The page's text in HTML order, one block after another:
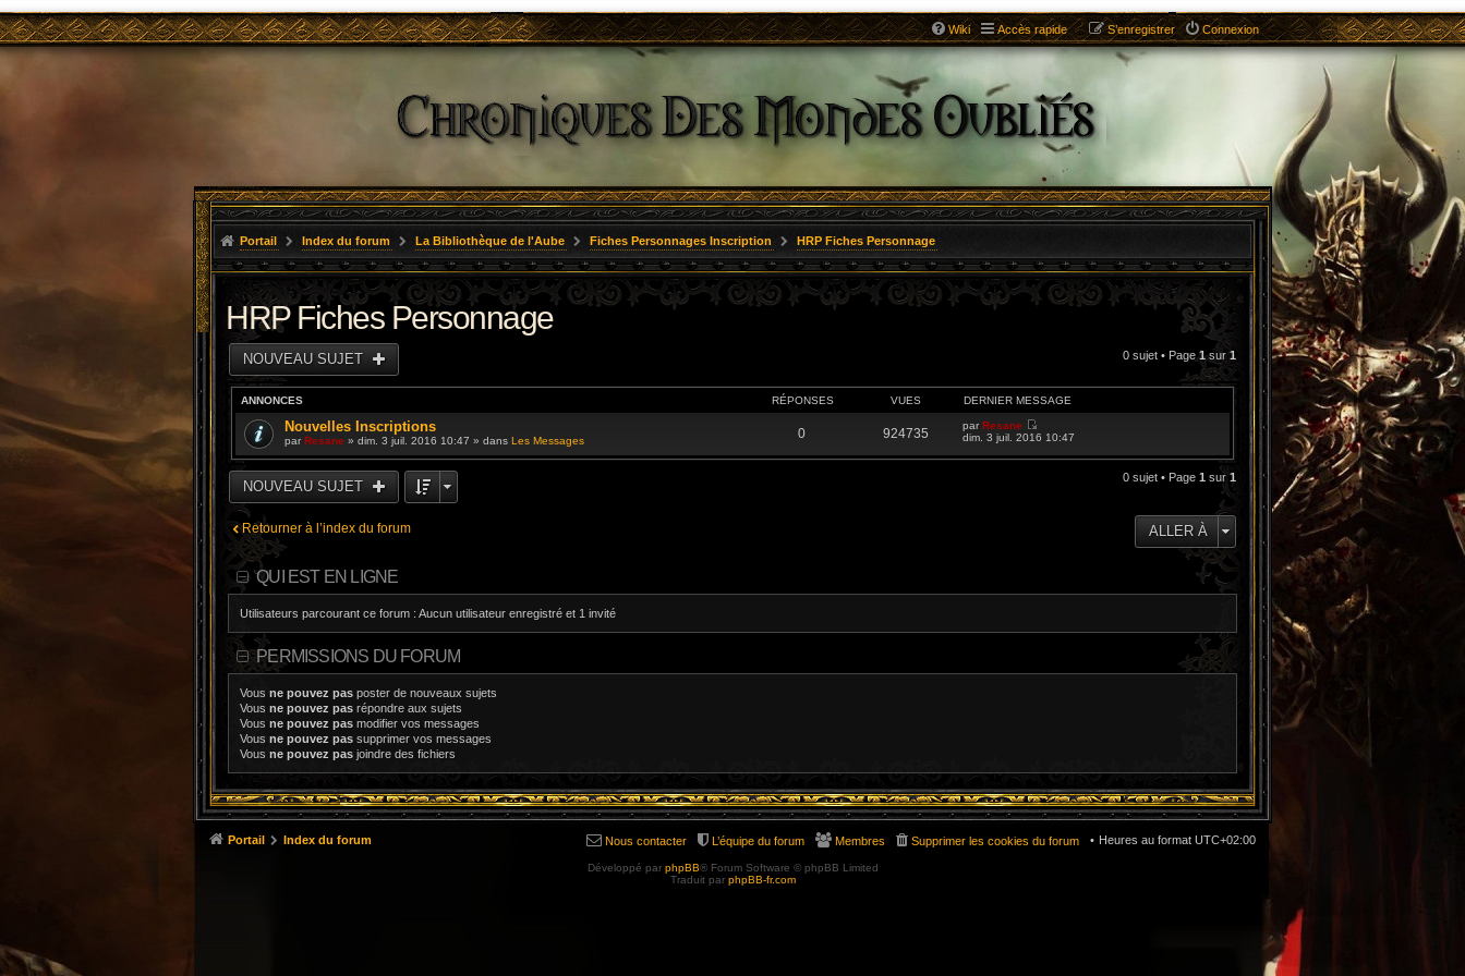
Wiki Accès rapide Connexion
S’enregistrer
Portail Index du forum La Bibliothèque de l'Aube Fiches Personnages Inscription HRP Fiches Personnage
HRP Fiches Personnage
NOUVEAU SUJET 0 sujet • Page 1sur 1
ANNONCES RÉPONSES VUES DERNIER MESSAGE
Nouvelles Inscriptions
parResane » dim. 3 juil. 2016 10:47 » dans Les Messages 0 924735
parResane
V
i
dim. 3 juil. 2016 10:47
NOUVEAU SUJET
0 sujet • Page 1 sur 1
Retourner à l’index du forum ALLER À
QUI EST EN LIGNE
Utilisateurs parcourant ce forum : Aucun utilisateur enregistré et 1 invité
PERMISSIONS DU FORUM
Vous ne pouvez pas poster de nouveaux sujets
Vous ne pouvez pas répondre aux sujets
Vous ne pouvez pas modifier vos messages
Vous ne pouvez pas supprimer vos messages
Vous ne pouvez pas joindre des fichiers
Portail Index du forum Heures au format UTC+02:00
Supprimer les cookies du forum
Membres
L’équipe du forum
Nous contacter
Développé par phpBB® Forum Software © phpBB Limited
Traduit par phpBB-fr.com